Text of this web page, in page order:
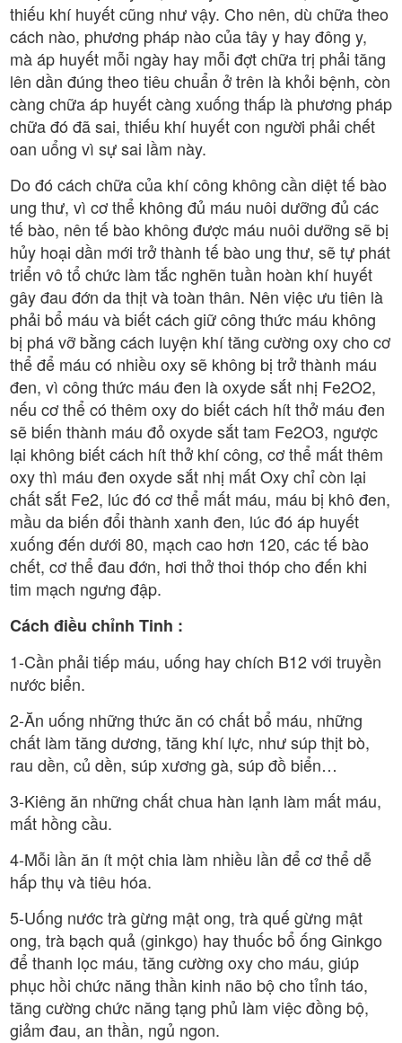
thiếu khí huyết cũng như vậy. Cho nên, dù chữa theo
cách nào, phương pháp nào của tây y hay đông y,
mà áp huyết mỗi ngày hay mỗi đợt chữa trị phải tăng
lên dần đúng theo tiêu chuẩn ở trên là khỏi bệnh, còn
càng chữa áp huyết càng xuống thấp là phương pháp
chữa đó đã sai, thiếu khí huyết con người phải chết
oan uổng vì sự sai lầm này.
Do đó cách chữa của khí công không cần diệt tế bào
ung thư, vì cơ thể không đủ máu nuôi dưỡng đủ các
tế bào, nên tế bào không được máu nuôi dưỡng sẽ bị
hủy hoại dần mới trở thành tế bào ung thư, sẽ tự phát
triển vô tổ chức làm tắc nghẽn tuần hoàn khí huyết
gây đau đớn da thịt và toàn thân. Nên việc ưu tiên là
phải bổ máu và biết cách giữ công thức máu không
bị phá vỡ bằng cách luyện khí tăng cường oxy cho cơ
thể để máu có nhiều oxy sẽ không bị trở thành máu
đen, vì công thức máu đen là oxyde sắt nhị Fe2O2,
nếu cơ thể có thêm oxy do biết cách hít thở máu đen
sẽ biến thành máu đỏ oxyde sắt tam Fe2O3, ngược
lại không biết cách hít thở khí công, cơ thể mất thêm
oxy thì máu đen oxyde sắt nhị mất Oxy chỉ còn lại
chất sắt Fe2, lúc đó cơ thể mất máu, máu bị khô đen,
mầu da biến đổi thành xanh đen, lúc đó áp huyết
xuống đến dưới 80, mạch cao hơn 120, các tế bào
chết, cơ thể đau đớn, hơi thở thoi thóp cho đến khi
tim mạch ngưng đập.
Cách điều chỉnh Tinh :
1-Cần phải tiếp máu, uống hay chích B12 với truyền
nước biển.
2-Ăn uống những thức ăn có chất bổ máu, những
chất làm tăng dương, tăng khí lực, như súp thịt bò,
rau dền, củ dền, súp xương gà, súp đồ biển…
3-Kiêng ăn những chất chua hàn lạnh làm mất máu,
mất hồng cầu.
4-Mỗi lần ăn ít một chia làm nhiều lần để cơ thể dễ
hấp thụ và tiêu hóa.
5-Uống nước trà gừng mật ong, trà quế gừng mật
ong, trà bạch quả (ginkgo) hay thuốc bổ ống Ginkgo
để thanh lọc máu, tăng cường oxy cho máu, giúp
phục hồi chức năng thần kinh não bộ cho tỉnh táo,
tăng cường chức năng tạng phủ làm việc đồng bộ,
giảm đau, an thần, ngủ ngon.